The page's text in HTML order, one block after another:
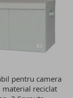
DE
pentru camera
material reciclat